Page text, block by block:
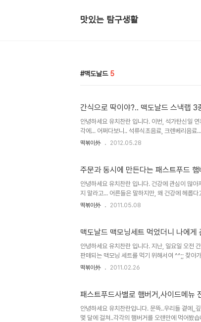
맛있는 탐구생활
맥도날드 5
간식으로 딱이야?.. 맥도날드 스낵
안녕하세요 유치찬란 입니다. 이번, 석가탄신일
각에... 어쩌다보니.. 석류식초음료, 크렌베리음료
며..꼬르륵 거리는 소리에 ..
떡볶이外 2012.05.28
주문과 동시에 만든다는 패스트푸드
안녕하세요 유치찬란 입니다. 건강에 관심이 많
지 말라고... 어른들은 말하지만, 왜 건강에 헤롭
은 왜 즐겨 먹을까여? 혹, 그런 생각 해보신..
떡볶이外 2011.05.08
맥도날드 맥모닝세트 먹었더니 나에게
안녕하세요 유치찬란 입니다. 지난, 일요일 오전
판매되는 맥모닝 세트를 먹기 위해서여 ^^;; 찾
먹은, 햄버거와 후렌치후라이 맛에 반한 Ray Kr..
떡볶이外 2011.02.26
패스트푸드사별로 햄버거,사
안녕하세요 유치찬란입니다. 문뜩..우리들 곁에,,
몇 달에 걸쳐..각각의 햄버거를 오랜만에 먹어봤